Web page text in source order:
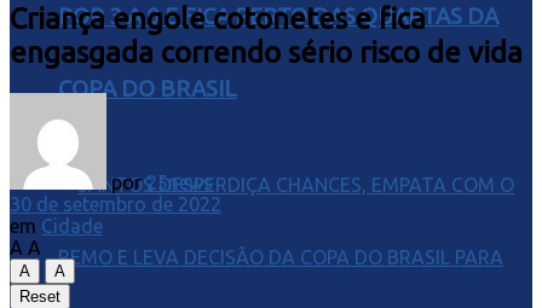
POR 3 A 0 E FICA PERTO DAS QUARTAS DA
COPA DO BRASIL
Criança engole cotonetes e fica
engasgada correndo sério risco de vida
por 25news
30 de setembro de 2022
em Cidade
A A
A
A
Reset